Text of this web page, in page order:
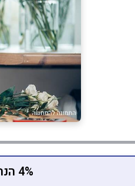
4% הנחה אוטומטית למשלמים בכרטיס המועדון